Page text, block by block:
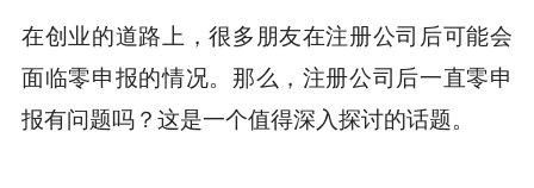
在创业的道路上，很多朋友在注册公司后可能会
面临零申报的情况。那么，注册公司后一直零申
报有问题吗？这是一个值得深入探讨的话题。